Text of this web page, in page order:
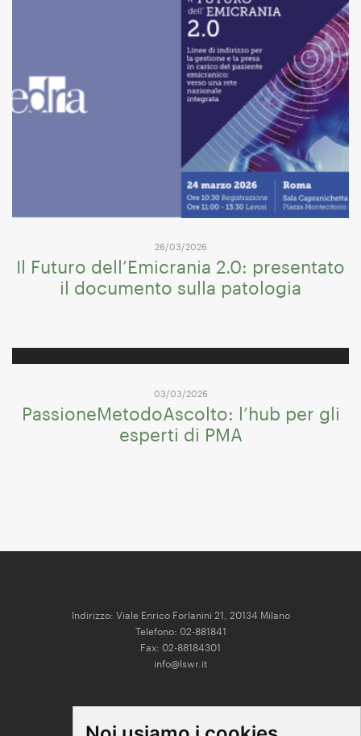
26/03/2026
Il Futuro dell’Emicrania 2.0: presentato
il documento sulla patologia
03/03/2026
PassioneMetodoAscolto: l’hub per gli
esperti di PMA
Indirizzo: Viale Enrico Forlanini 21, 20134 Milano
Telefono: 02-881841
Fax: 02-88184301
info@lswr.it